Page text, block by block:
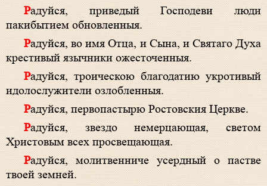
Радуйся, приведый Господеви люди
пакибытием обновленныя.
Радуйся, во имя Отца, и Сына, и Святаго Духа
крестивый язычники ожесточенныя.
Радуйся, троическою благодатию укротивый
идолослужители озлобленныя.
Радуйся, первопастырю Ростовския Церкве.
Радуйся, звездо немерцающая, светом
Христовым всех просвещающая.
Радуйся, молитвенниче усердный о пастве
твоей земней.